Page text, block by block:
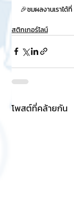
🎉ชมผลงานเราได้ที่
สติกเกอร์ไลน์
โพสต์ที่คล้ายกัน